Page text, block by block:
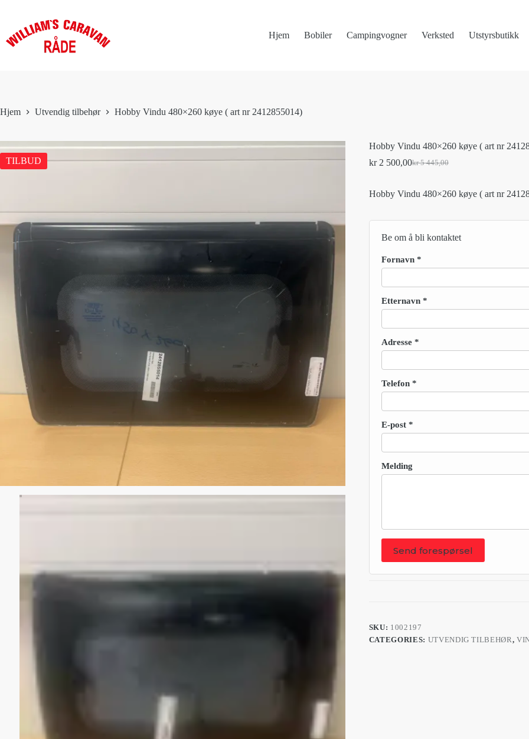
innholdet
Hjem
Bobiler Campingvogner Verksted Utstyrsbutikk
Hjem Utvendig tilbehør Hobby Vindu 480×260 køye ( art nr 2412855014)
TILBUD
Hobby Vindu 480×260 køye ( art nr
kr5 445,00
Original
was:
kr 5
kr2 500,00Current
is:
kr 2
Hobby Vindu 480×260 køye ( art nr
Be om å bli kontaktet
Fornavn *
Etternavn *
Adresse *
Telefon *
E-post *
Melding
Send forespørsel
SKU: 1002197
CATEGORIES: UTVENDIG TILBEHØR,